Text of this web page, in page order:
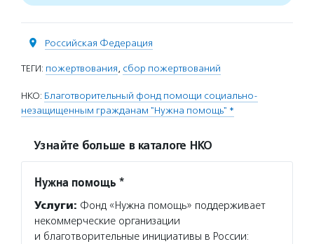
Российская Федерация
ТЕГИ: пожертвования, сбор пожертвований
НКО: Благотворительный фонд помощи социально-
незащищенным гражданам "Нужна помощь" *
Узнайте больше в каталоге НКО
Нужна помощь *
Услуги: Фонд «Нужна помощь» поддерживает
некоммерческие организации
и благотворительные инициативы в России: